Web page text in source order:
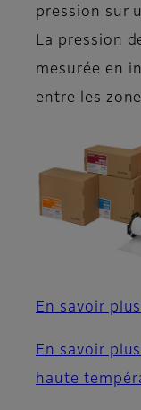
pression sur
La pression
mesurée en
entre les
En savoir
En savoir
haute